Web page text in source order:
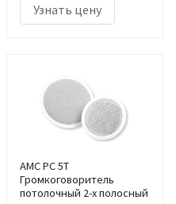
Узнать цену
AMC PC 5T
Громкоговоритель
потолочный 2-х полосный